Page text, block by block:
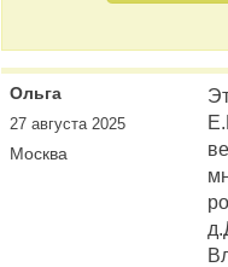
Ольга
27 августа 2025
Москва